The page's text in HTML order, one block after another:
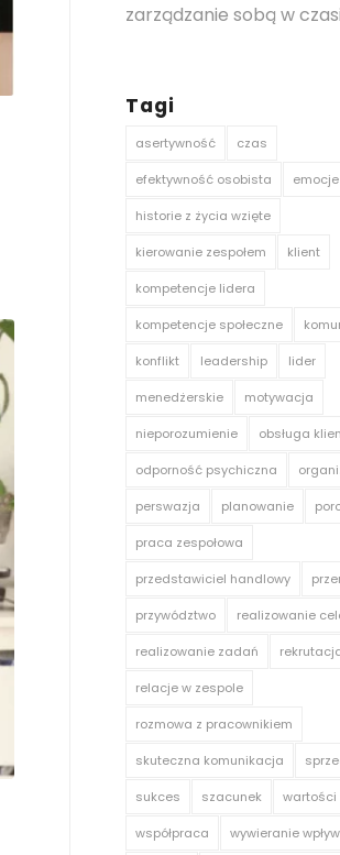
zarządzanie sobą w
Tagi
asertywność czas
efektywność osobista emocje
historie z życia wzięte
kierowanie zespołem klient
kompetencje lidera
kompetencje społeczne
konflikt leadership lider
menedżerskie motywacja
nieporozumienie obsługa
odporność psychiczna
perswazja planowanie
praca zespołowa
przedstawiciel handlowy
przywództwo realizowanie
realizowanie zadań
relacje w zespole
rozmowa z pracownikiem
skuteczna komunikacja
sukces szacunek wartości
współpraca wywieranie